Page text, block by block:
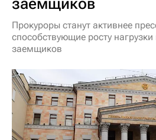
заемщиков
Прокуроры станут активнее
способствующие росту
заемщиков